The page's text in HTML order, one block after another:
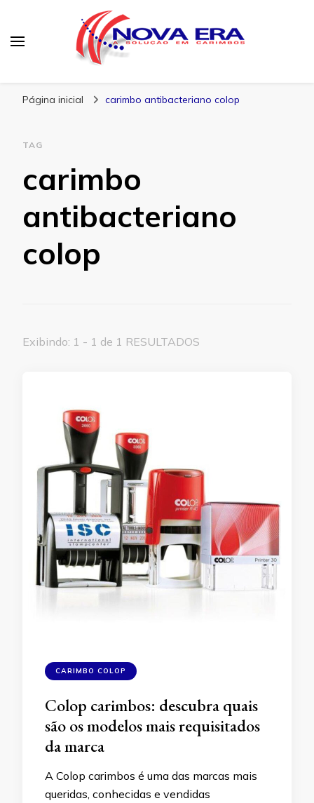
Página inicial carimbo antibacteriano colop
TAG
carimbo
antibacteriano
colop
Exibindo: 1 - 1 de 1 RESULTADOS
CARIMBO COLOP
Colop carimbos: descubra quais
são os modelos mais requisitados
da marca
A Colop carimbos é uma das marcas mais
queridas, conhecidas e vendidas